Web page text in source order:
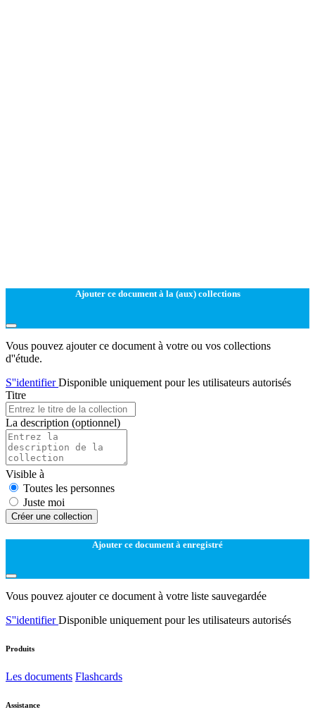
Ajouter ce document à la (aux) collections
Vous pouvez ajouter ce document à votre ou vos collections
d''étude.
S''identifierDisponible uniquement pour les utilisateurs autorisés
Titre
La description (optionnel)
Visible à
Toutes les personnes
Juste moi
Créer une collection
Ajouter ce document à enregistré
Vous pouvez ajouter ce document à votre liste sauvegardée
S''identifierDisponible uniquement pour les utilisateurs autorisés
Produits
Les documents Flashcards
Assistance